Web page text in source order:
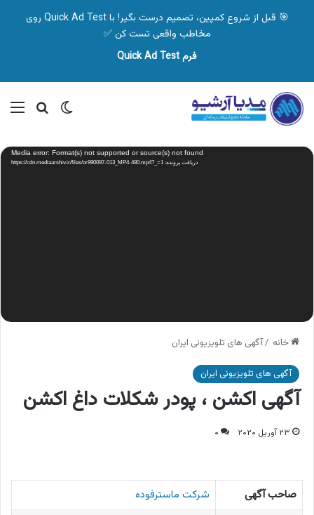
🎯 قبل از شروع کمپین، تصمیم درست بگیر! با Quick Ad Test روی
مخاطب واقعی تست کن ✅
فرم Quick Ad Test
تغییر پوسته
نمایشگر
ویدیو Media error: Format(s) not supported or source(s) not found
دریافت پرونده: https://cdn.mediaarshiv.ir/files/or990097-013_MP4-480.mp4?_=1
خانه /آگهی های تلویزیونی ایران
آگهی های تلویزیونی ایران
آگهی اکشن ، پودر شکلات داغ اکشن
۲۳ آوریل ۲۰۲۰ ۰
صاحب آگهی
شرکت ماسترفوده